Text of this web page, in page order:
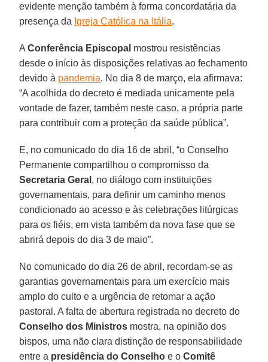
evidente menção também à forma concordatária da
presença da Igreja Católica na Itália.
AConferência Episcopal mostrou resistências
desde o início às disposições relativas ao fechamento
devido à pandemia. No dia 8 de março, ela afirmava:
“A acolhida do decreto é mediada unicamente pela
vontade de fazer, também neste caso, a própria parte
para contribuir com a proteção da saúde pública”.
E, no comunicado do dia 16 de abril, “o Conselho
Permanente compartilhou o compromisso da
Secretaria Geral , no diálogo com instituições
governamentais, para definir um caminho menos
condicionado ao acesso e às celebrações litúrgicas
para os fiéis, em vista também da nova fase que se
abrirá depois do dia 3 de maio”.
No comunicado do dia 26 de abril, recordam-se as
garantias governamentais para um exercício mais
amplo do culto e a urgência de retomar a ação
pastoral. A falta de abertura registrada no decreto do
Conselho dos Ministros mostra, na opinião dos
bispos, uma não clara distinção de responsabilidade
entre a presidência do Conselho e oComitê